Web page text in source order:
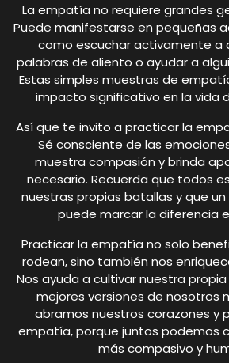
La empatía no requiere grandes
Puede manifestarse en pequeñas
como escuchar activamente a
palabras de aliento o ayudar a
Estas simples muestras de
impacto significativo en la vida
Así que te invito a practicar la
Sé consciente de las
muestra compasión y brinda
necesario. Recuerda que todos
nuestras propias batallas y que
puede marcar la diferencia
Practicar la empatía no solo
rodean, sino también nos
Nos ayuda a cultivar nuestra
mejores versiones de nosotros
abramos nuestros corazones y
empatía, porque juntos podemos
más compasivo y